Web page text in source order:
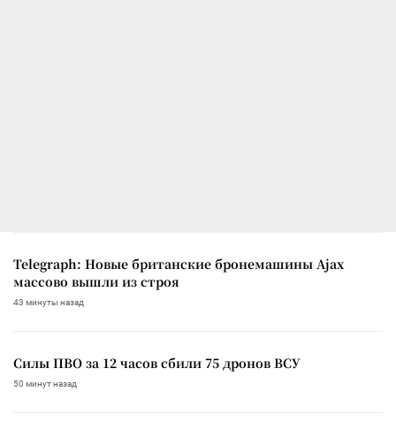
Telegraph: Новые британские бронемашины Ajax
массово вышли из строя
43 минуты назад
Силы ПВО за 12 часов сбили 75 дронов ВСУ
50 минут назад